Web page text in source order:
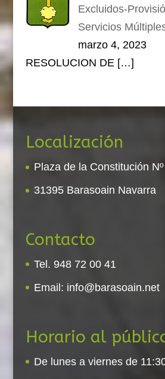
Excluidos-
Servicios
marzo 4, 2023
RESOLUCION DE […]
Localización
Plaza de la Constitución
31395 Barasoain Navarra
Contacto
Tel. 948 72 00 41
Email: info@barasoain.net
Horario al
De lunes a viernes de